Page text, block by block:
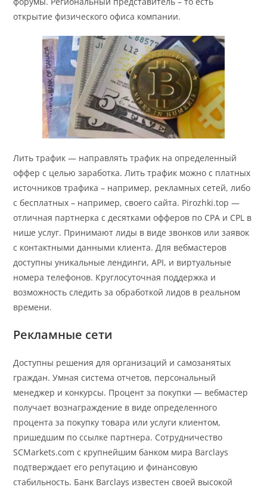
открытие физического офиса компании.
Лить трафик — направлять трафик на определенный
оффер с целью заработка. Лить трафик можно с платных
источников трафика – например, рекламных сетей, либо
с бесплатных – например, своего сайта. Pirozhki.top —
отличная партнерка с десятками офферов по CPA и CPL в
нише услуг. Принимают лиды в виде звонков или заявок
с контактными данными клиента. Для вебмастеров
доступны уникальные лендинги, API, и виртуальные
номера телефонов. Круглосуточная поддержка и
возможность следить за обработкой лидов в реальном
времени.
Рекламные сети
Доступны решения для организаций и самозанятых
граждан. Умная система отчетов, персональный
менеджер и конкурсы. Процент за покупки — вебмастер
получает вознаграждение в виде определенного
процента за покупку товара или услуги клиентом,
пришедшим по ссылке партнера. Сотрудничество
SCMarkets.com с крупнейшим банком мира Barclays
подтверждает его репутацию и финансовую
стабильность. Банк Barclays известен своей высокой